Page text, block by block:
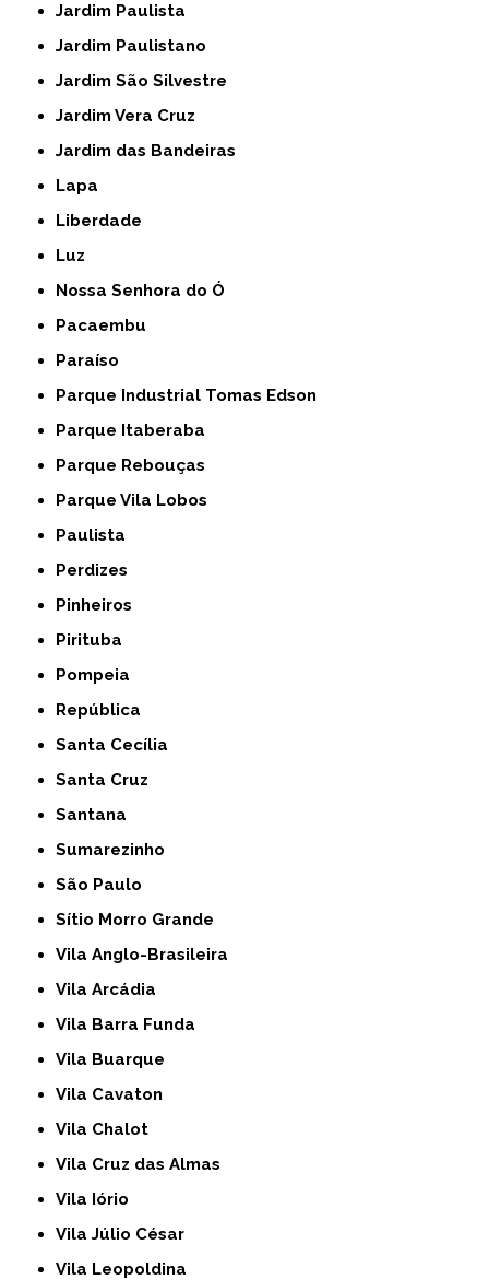
Jardim Paulista
Jardim Paulistano
Jardim São Silvestre
Jardim Vera Cruz
Jardim das Bandeiras
Lapa
Liberdade
Luz
Nossa Senhora do Ó
Pacaembu
Paraíso
Parque Industrial Tomas Edson
Parque Itaberaba
Parque Rebouças
Parque Vila Lobos
Paulista
Perdizes
Pinheiros
Pirituba
Pompeia
República
Santa Cecília
Santa Cruz
Santana
Sumarezinho
São Paulo
Sítio Morro Grande
Vila Anglo-Brasileira
Vila Arcádia
Vila Barra Funda
Vila Buarque
Vila Cavaton
Vila Chalot
Vila Cruz das Almas
Vila Iório
Vila Júlio César
Vila Leopoldina